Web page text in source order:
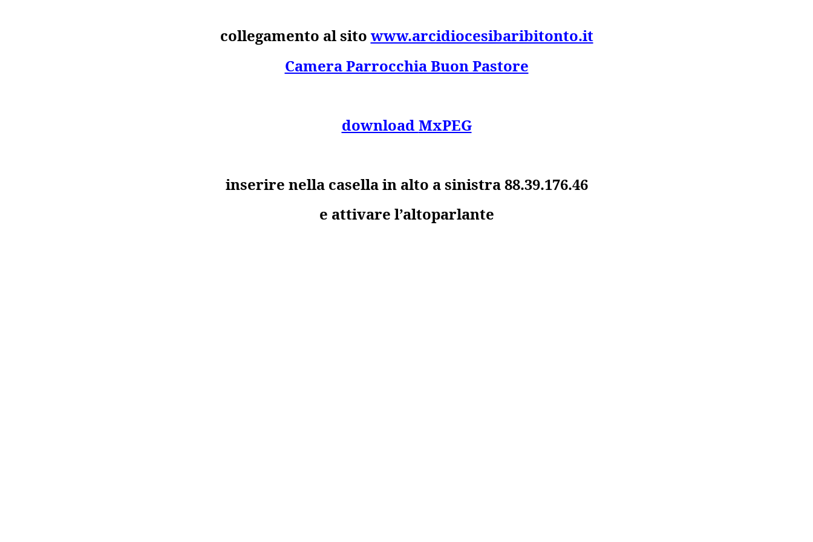
collegamento al sito www.arcidiocesibaribitonto.it
Camera Parrocchia Buon Pastore
downloadMxPEG
inserire nella casella in alto a sinistra 88.39.176.46
e attivare l’altoparlante